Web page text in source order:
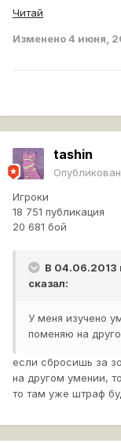
Читай
Изменено4 июня,
tashin
Игроки
18 751 публикация
20 681 бой
В 04.06.2013
сказал:
У меня изучено
поменяю на
если сбросишь за
на другом умении,
то там уже штраф